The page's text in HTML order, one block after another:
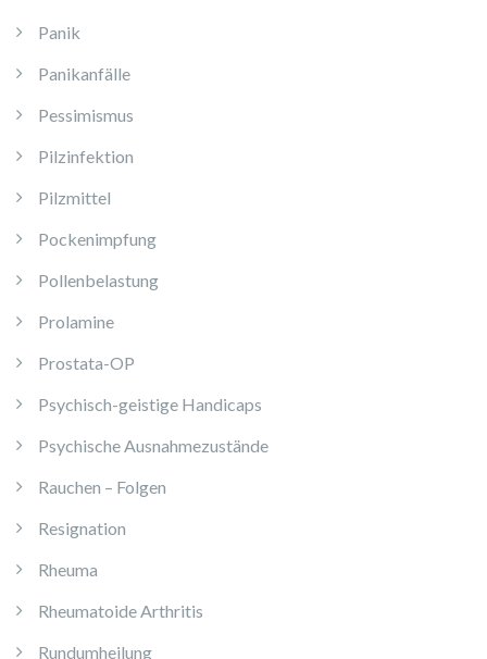
Panik
Panikanfälle
Pessimismus
Pilzinfektion
Pilzmittel
Pockenimpfung
Pollenbelastung
Prolamine
Prostata-OP
Psychisch-geistige Handicaps
Psychische Ausnahmezustände
Rauchen – Folgen
Resignation
Rheuma
Rheumatoide Arthritis
Rundumheilung